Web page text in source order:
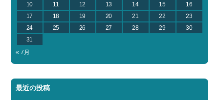
10
11 12 13 14 15
16
17
18 19 20 21 22
23
24
25 26 27 28 29
30
31
« 7月
最近の投稿